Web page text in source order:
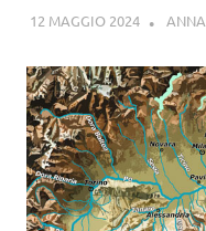
12 MAGGIO 2024 ANNA